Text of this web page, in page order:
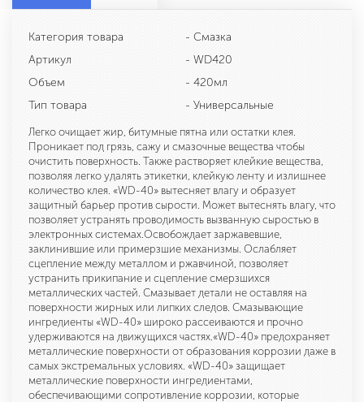
Категория товара
Артикул
Объем
Тип товара
- Смазка
- WD420
- 420мл
- Универсальные
Легко очищает жир, битумные пятна или остатки клея.
Проникает под грязь, сажу и смазочные вещества чтобы
очистить поверхность. Также растворяет клейкие вещества,
позволяя легко удалять этикетки, клейкую ленту и излишнее
количество клея. «WD-40» вытесняет влагу и образует
защитный барьер против сырости. Может вытеснять влагу, что
позволяет устранять проводимость вызванную сыростью в
электронных системах.Освобождает заржавевшие,
заклинившие или примерзшие механизмы. Ослабляет
сцепление между металлом и ржавчиной, позволяет
устранить прикипание и сцепление смерзшихся
металлических частей. Смазывает детали не оставляя на
поверхности жирных или липких следов. Смазывающие
ингредиенты «WD-40» широко рассеиваются и прочно
удерживаются на движущихся частях.«WD-40» предохраняет
металлические поверхности от образования коррозии даже в
самых экстремальных условиях. «WD-40» защищает
металлические поверхности ингредиентами,
обеспечивающими сопротивление коррозии, которые